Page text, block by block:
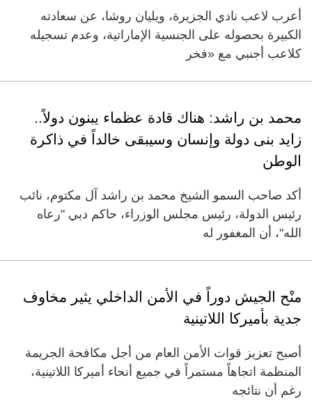
أعرب لاعب نادي الجزيرة، ويليان روشا، عن سعادته
الكبيرة بحصوله على الجنسية الإماراتية، وعدم تسجيله
كلاعب أجنبي مع «فخر
محمد بن راشد: هناك قادة عظماء يبنون دولاً..
زايد بنى دولة وإنسان وسيبقى خالداً في ذاكرة
الوطن
أكد صاحب السمو الشيخ محمد بن راشد آل مكتوم، نائب
رئيس الدولة، رئيس مجلس الوزراء، حاكم دبي "رعاه
الله"، أن المغفور له
منْح الجيش دوراً في الأمن الداخلي يثير مخاوف
جدية بأميركا اللاتينية
أصبح تعزيز قوات الأمن العام من أجل مكافحة الجريمة
المنظمة اتجاهاً مستمراً في جميع أنحاء أميركا اللاتينية،
رغم أن نتائجه